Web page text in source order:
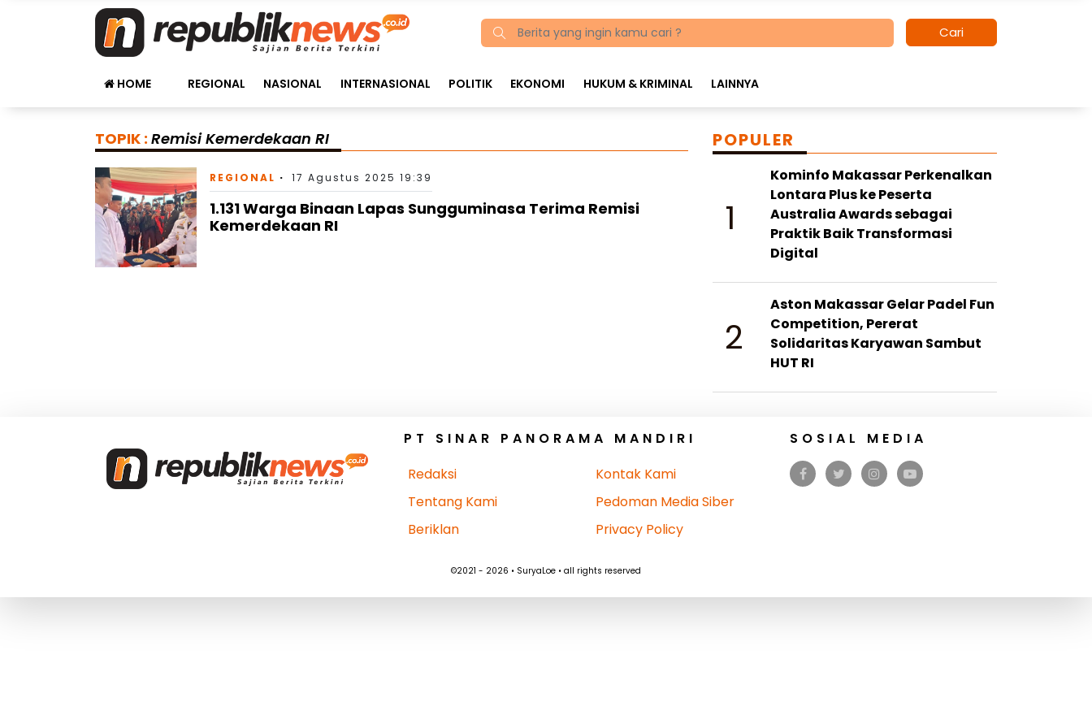
Cari
HOME REGIONAL NASIONAL INTERNASIONAL POLITIK EKONOMI HUKUM & KRIMINAL LAINNYA
TOPIK : Remisi Kemerdekaan RI
REGIONAL 17 Agustus 2025 19:39
1.131 Warga Binaan Lapas Sungguminasa Terima Remisi
Kemerdekaan RI
POPULER
1
Kominfo Makassar Perkenalkan
Lontara Plus ke Peserta
Australia Awards sebagai
Praktik Baik Transformasi
Digital
2
Aston Makassar Gelar Padel Fun
Competition, Pererat
Solidaritas Karyawan Sambut
HUT RI
PT SINAR PANORAMA MANDIRI
Redaksi
Tentang Kami
Beriklan
Kontak Kami
Pedoman Media Siber
Privacy Policy
SOSIAL MEDIA
©2021 - 2026 • SuryaLoe • all rights reserved